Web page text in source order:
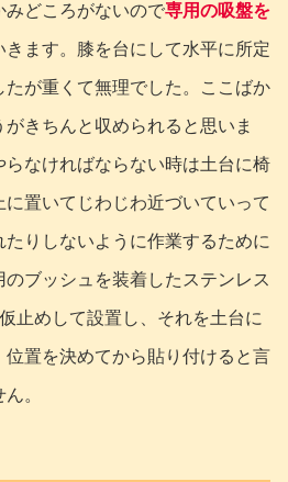
みどころがないので専用の吸盤を
きます。膝を台にして水平に所定
が重くて無理でした。ここばか
きちんと収められると思いま
なければならない時は土台に椅
置いてじわじわ近づいていって
りしないように作業するために
ブッシュを装着したステンレス
止めして設置し、それを土台に
位置を決めてから貼り付けると言
。